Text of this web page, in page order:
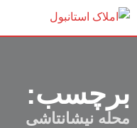
Skip
برچسب:
محله نیشانتاشی